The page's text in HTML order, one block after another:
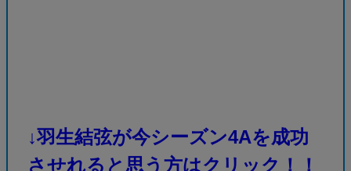
↓羽生結弦が今シーズン4Aを成功
させれると思う方はクリック！！